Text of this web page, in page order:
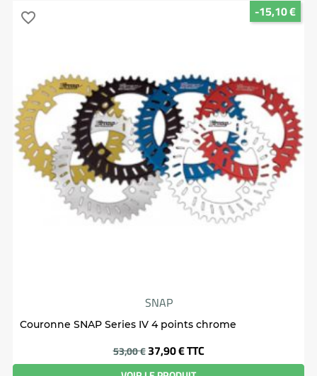
SNAP
Couronne SNAP Series IV 4 points chrome
53,00 €Prix
37,90 €TTC
-15,10 €
favorite_border